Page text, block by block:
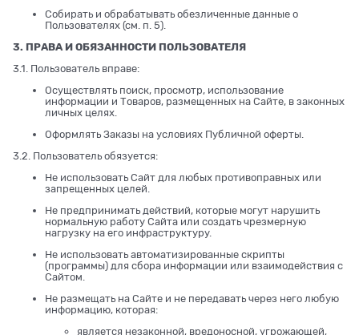
Собирать и обрабатывать обезличенные данные о
Пользователях (см. п. 5).
3. ПРАВА И ОБЯЗАННОСТИ ПОЛЬЗОВАТЕЛЯ
3.1. Пользователь вправе:
Осуществлять поиск, просмотр, использование
информации и Товаров, размещенных на Сайте, в законных
личных целях.
Оформлять Заказы на условиях Публичной оферты.
3.2. Пользователь обязуется:
Не использовать Сайт для любых противоправных или
запрещенных целей.
Не предпринимать действий, которые могут нарушить
нормальную работу Сайта или создать чрезмерную
нагрузку на его инфраструктуру.
Не использовать автоматизированные скрипты
(программы) для сбора информации или взаимодействия с
Сайтом.
Не размещать на Сайте и не передавать через него любую
информацию, которая:
является незаконной, вредоносной, угрожающей,